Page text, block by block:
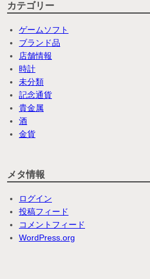
カテゴリー
ゲームソフト
ブランド品
店舗情報
時計
未分類
記念通貨
貴金属
酒
金貨
メタ情報
ログイン
投稿フィード
コメントフィード
WordPress.org